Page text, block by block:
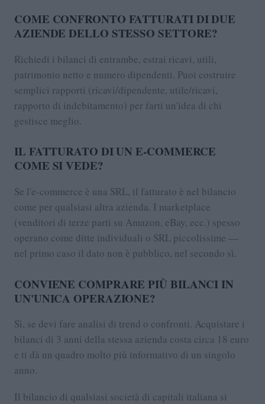
COME CONFRONTO FATTURATI DI DUE
AZIENDE DELLO STESSO SETTORE?
Richiedi i bilanci di entrambe, estrai ricavi, utili,
patrimonio netto e numero dipendenti. Puoi costruire
semplici rapporti (ricavi/dipendente, utile/ricavi,
rapporto di indebitamento) per farti un'idea di chi
gestisce meglio.
IL FATTURATO DI UN E-COMMERCE
COME SI VEDE?
Se l'e-commerce è una SRL, il fatturato è nel bilancio
come per qualsiasi altra azienda. I marketplace
(venditori di terze parti su Amazon, eBay, ecc.) spesso
operano come ditte individuali o SRL piccolissime —
nel primo caso il dato non è pubblico, nel secondo sì.
CONVIENE COMPRARE PIÙ BILANCI IN
UN'UNICA OPERAZIONE?
Sì, se devi fare analisi di trend o confronti. Acquistare i
bilanci di 3 anni della stessa azienda costa circa 18 euro
e ti dà un quadro molto più informativo di un singolo
anno.
Il bilancio di qualsiasi società di capitali italiana si